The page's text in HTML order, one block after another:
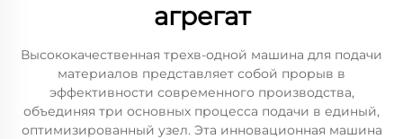
агрегат
Высококачественная трехв-одной машина для подачи
материалов представляет собой прорыв в
эффективности современного производства,
объединяя три основных процесса подачи в единый,
оптимизированный узел. Эта инновационная машина